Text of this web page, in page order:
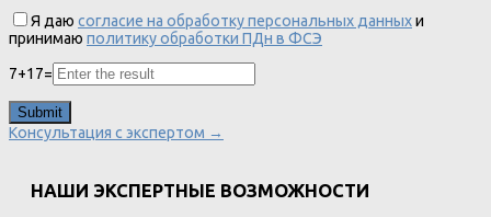
Я даю согласие на обработку персональных данныхи
принимаю политику обработки ПДн в ФСЭ
7+17=
Консультация с экспертом →
НАШИ ЭКСПЕРТНЫЕ ВОЗМОЖНОСТИ